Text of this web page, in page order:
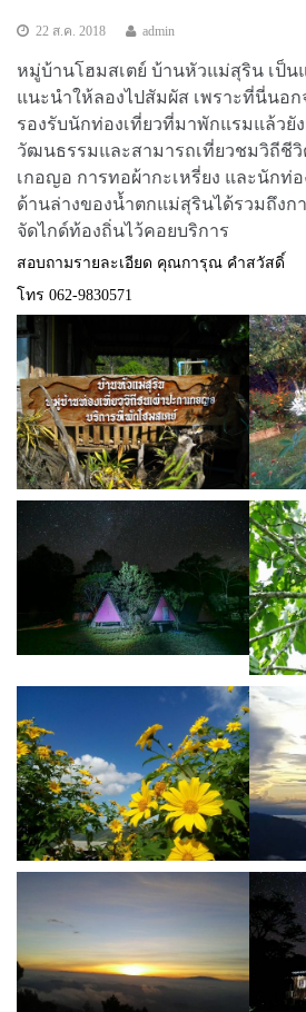
22 ส.ค. 2018 admin
หมู่บ้านโฮมสเตย์ บ้านหัวแม่สุริน เป็น
แนะนำให้ลองไปสัมผัส เพราะที่นี่นอก
รองรับนักท่องเที่ยวที่มาพักแรมแล้วยั
วัฒนธรรมและสามารถเที่ยวชมวิถีชีวิ
เกอญอ การทอผ้ากะเหรี่ยง และนักท่
ด้านล่างของน้ำตกแม่สุรินได้รวมถึงก
จัดไกด์ท้องถิ่นไว้คอยบริการ
สอบถามรายละเอียด คุณการุณ คำสวัสดิ์
โทร 062-9830571